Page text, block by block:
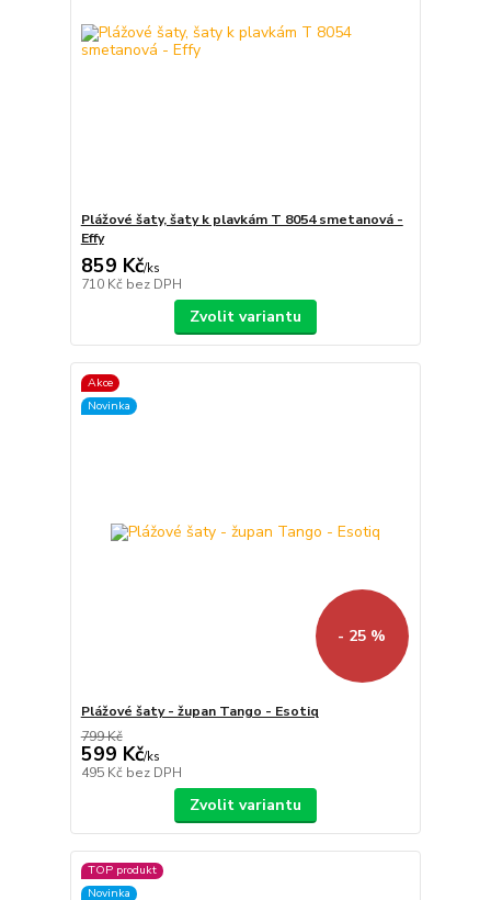
Plážové šaty, šaty k plavkám T 8054 smetanová -
Effy
859 Kč/ks
710 Kč bez DPH
Zvolit variantu
Akce
Novinka
- 25 %
Plážové šaty - župan Tango - Esotiq
799 Kč
599 Kč/ks
495 Kč bez DPH
Zvolit variantu
TOP produkt
Novinka